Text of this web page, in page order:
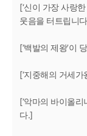
[‘신이 가장 사랑
웃음을 터트립니
[‘백발의 제왕’이
[‘지중해의 거세
[‘악마의 바이올
다.]